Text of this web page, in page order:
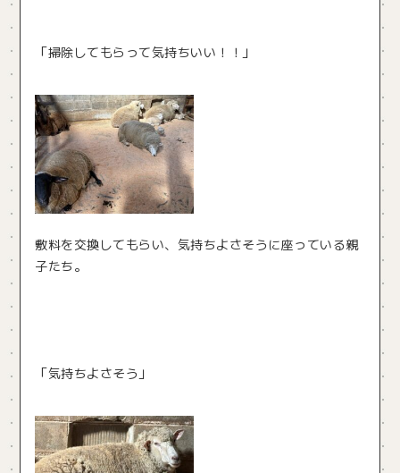
「掃除してもらって気持ちいい！！」
敷料を交換してもらい、気持ちよさそうに座っている親
子たち。
「気持ちよさそう」